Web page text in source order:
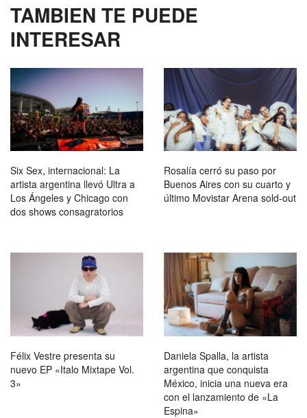
TAMBIEN TE PUEDE
INTERESAR
Six Sex, internacional: La
artista argentina llevó Ultra a
Los Ángeles y Chicago con
dos shows consagratorios
Rosalía cerró su paso por
Buenos Aires con su cuarto y
último Movistar Arena sold-out
Félix Vestre presenta su
nuevo EP «Italo Mixtape Vol.
3»
Daniela Spalla, la artista
argentina que conquista
México, inicia una nueva era
con el lanzamiento de «La
Espina»